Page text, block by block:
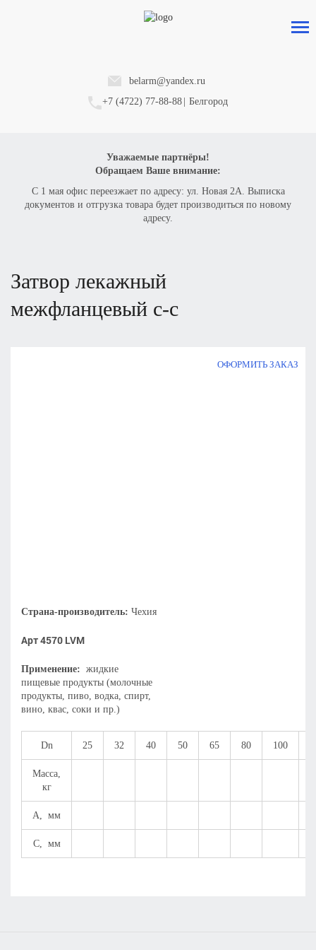
belarm@yandex.ru
+7 (4722) 77-88-88
Белгород
Уважаемые партнёры!
Обращаем Ваше внимание:
С 1 мая офис переезжает по адресу: ул. Новая 2А. Выписка
документов и отгрузка товара будет производиться по новому
адресу.
затвор лекажный
межфланцевый с-с
ОФОРМИТЬ ЗАКАЗ
Страна-производитель: Чехия
Арт 4570 LVM
Применение: жидкие
пищевые продукты (молочные
продукты, пиво, водка, спирт,
вино, квас, соки и пр.)
Dn 25 32 40 50 65 80 100
Масса,
кг
А, мм
С, мм